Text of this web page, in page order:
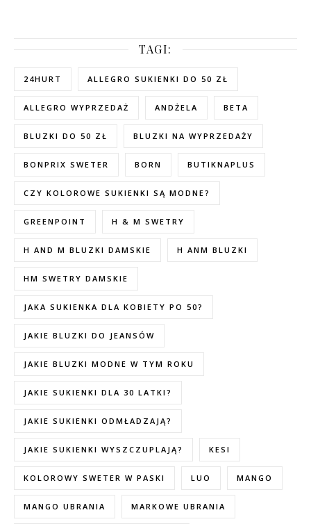
TAGI:
24HURT ALLEGRO SUKIENKI DO 50 ZŁ
ALLEGRO WYPRZEDAŻ ANDŻELA BETA
BLUZKI DO 50 ZŁ BLUZKI NA WYPRZEDAŻY
BONPRIX SWETER BORN BUTIKNAPLUS
CZY KOLOROWE SUKIENKI SĄ MODNE?
GREENPOINT H & M SWETRY
H AND M BLUZKI DAMSKIE H ANM BLUZKI
HM SWETRY DAMSKIE
JAKA SUKIENKA DLA KOBIETY PO 50?
JAKIE BLUZKI DO JEANSÓW
JAKIE BLUZKI MODNE W TYM ROKU
JAKIE SUKIENKI DLA 30 LATKI?
JAKIE SUKIENKI ODMŁADZAJĄ?
JAKIE SUKIENKI WYSZCZUPLAJĄ? KESI
KOLOROWY SWETER W PASKI LUO MANGO
MANGO UBRANIA MARKOWE UBRANIA